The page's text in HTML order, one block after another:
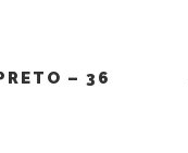
– 36